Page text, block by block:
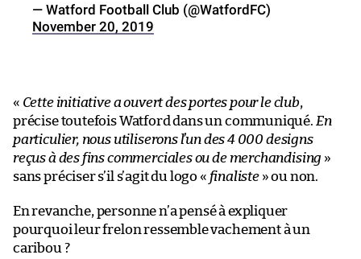
— Watford Football Club (@WatfordFC)
November 20, 2019
« Cette initiative a ouvert des portes pour le club,
précise toutefois Watford dans un communiqué. En
particulier, nous utiliserons l’un des 4 000 designs
reçus à des fins commerciales ou de merchandising »
sans préciser s’il s’agit du logo « finaliste» ou non.
En revanche, personne n’a pensé à expliquer
pourquoi leur frelon ressemble vachement à un
caribou ?